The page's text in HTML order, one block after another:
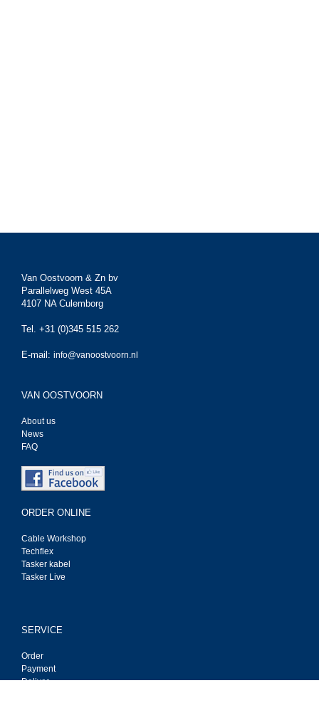
Van Oostvoorn & Zn bv
Parallelweg West 45A
4107 NA Culemborg
Tel. +31 (0)345 515 262
E-mail: info@vanoostvoorn.nl
VAN OOSTVOORN
About us
News
FAQ
ORDER ONLINE
Cable Workshop
Techflex
Tasker kabel
Tasker Live
SERVICE
Order
Payment
Deliver